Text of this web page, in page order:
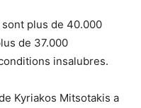
plus de 40.000
de 37.000
insalubres.
Kyriakos Mitsotakis a